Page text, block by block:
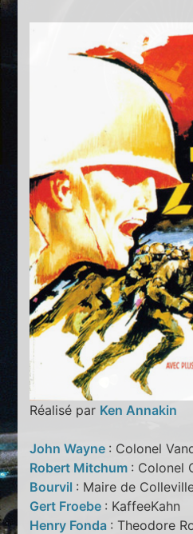
Réalisé par Ken Annakin
John Wayne : Colonel
Robert Mitchum : Colonel
Bourvil : Maire de
Gert Froebe : KaffeeKahn
Henry Fonda : Theodore